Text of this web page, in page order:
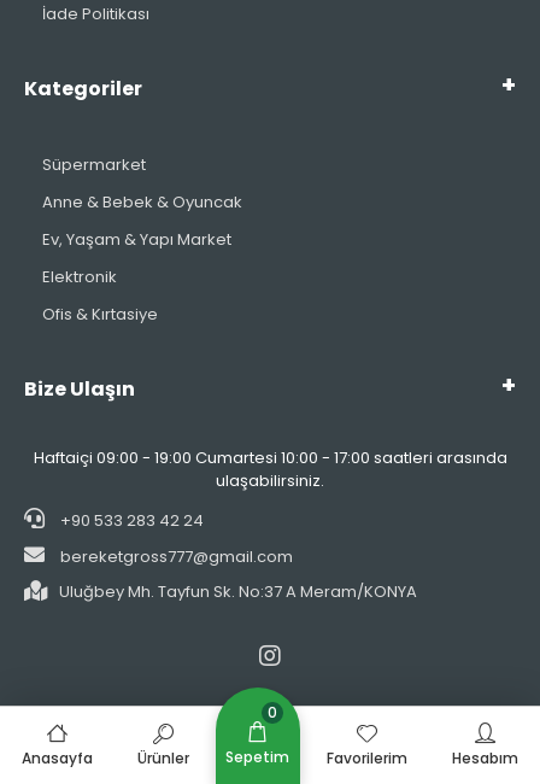
İade Politikası
Kategoriler
Süpermarket
Anne & Bebek & Oyuncak
Ev, Yaşam & Yapı Market
Elektronik
Ofis & Kırtasiye
Bize Ulaşın
Haftaiçi 09:00 - 19:00 Cumartesi 10:00 - 17:00 saatleri arasında
ulaşabilirsiniz.
+90 533 283 42 24
bereketgross777@gmail.com
Uluğbey Mh. Tayfun Sk. No:37 A Meram/KONYA
Mobil Uygulamalarımız
Anasayfa Ürünler Sepetim
0
Favorilerim Hesabım